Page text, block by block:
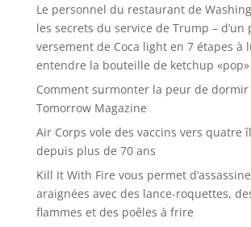
Le personnel du restaurant de
les secrets du service de Trump – d’un
versement de Coca light en 7 étapes à
entendre la bouteille de ketchup «pop»
Comment surmonter la peur de dormir
Tomorrow Magazine
Air Corps vole des vaccins vers quatre
depuis plus de 70 ans
Kill It With Fire vous permet
araignées avec des lance-roquettes,
flammes et des poêles à frire